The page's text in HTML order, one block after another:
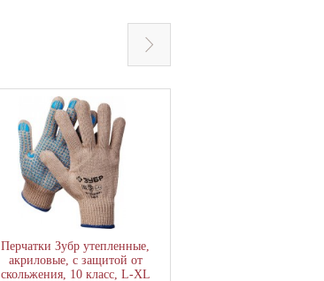
Перчатки Зубр утепленные,
акриловые, с защитой от
скольжения, 10 класс, L-XL